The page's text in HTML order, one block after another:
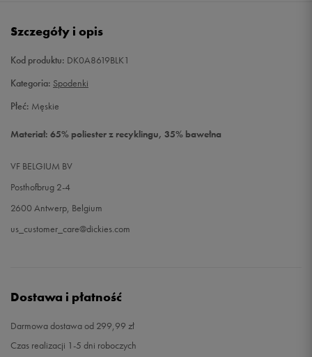
Szczegóły i opis
Kod produktu: DK0A8619BLK1
Kategoria: Spodenki
Płeć: Męskie
Materiał: 65% poliester z recyklingu, 35% bawełna
VF BELGIUM BV
Posthofbrug 2-4
2600 Antwerp, Belgium
us_customer_care@dickies.com
Dostawa i płatność
Darmowa dostawa od 299,99 zł
Czas realizacji 1-5 dni roboczych